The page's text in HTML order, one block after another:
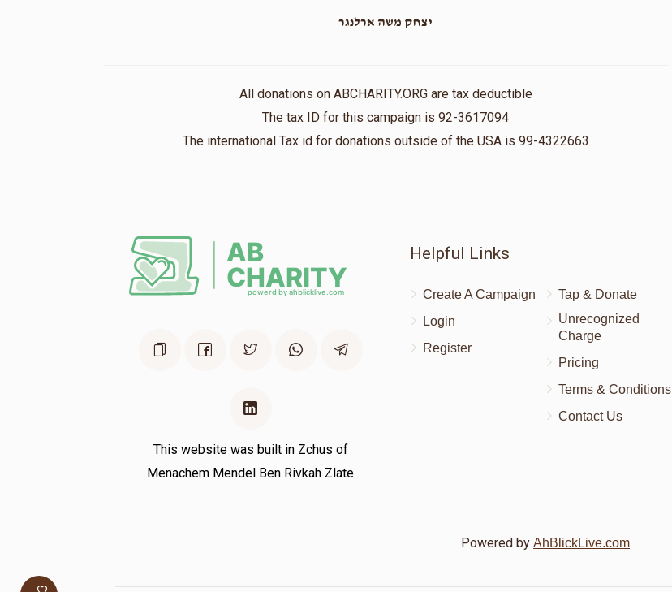
יצחק משה ארלנגר
All donations on ABCHARITY.ORG are tax deductible
The tax ID for this campaign is 92-3617094
The international Tax id for donations outside of the USA is 99-4322663
This website was built in Zchus of
Menachem Mendel Ben Rivkah Zlate
Helpful Links
Create A Campaign
Login
Register
Tap & Donate
Unrecognized
Charge
Pricing
Terms & Conditions
Contact Us
Powered by AhBlickLive.com